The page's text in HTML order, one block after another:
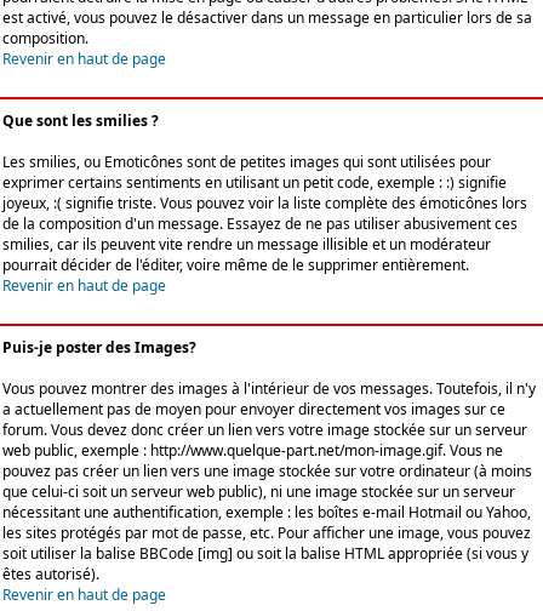
est activé, vous pouvez le désactiver dans un message en particulier lors de sa
composition.
Revenir en haut de page
Que sont les smilies ?
Les smilies, ou Emoticônes sont de petites images qui sont utilisées pour
exprimer certains sentiments en utilisant un petit code, exemple : :) signifie
joyeux, :( signifie triste. Vous pouvez voir la liste complète des émoticônes lors
de la composition d'un message. Essayez de ne pas utiliser abusivement ces
smilies, car ils peuvent vite rendre un message illisible et un modérateur
pourrait décider de l'éditer, voire même de le supprimer entièrement.
Revenir en haut de page
Puis-je poster des Images?
Vous pouvez montrer des images à l'intérieur de vos messages. Toutefois, il n'y
a actuellement pas de moyen pour envoyer directement vos images sur ce
forum. Vous devez donc créer un lien vers votre image stockée sur un serveur
web public, exemple : http://www.quelque-part.net/mon-image.gif. Vous ne
pouvez pas créer un lien vers une image stockée sur votre ordinateur (à moins
que celui-ci soit un serveur web public), ni une image stockée sur un serveur
nécessitant une authentification, exemple : les boîtes e-mail Hotmail ou Yahoo,
les sites protégés par mot de passe, etc. Pour afficher une image, vous pouvez
soit utiliser la balise BBCode [img] ou soit la balise HTML appropriée (si vous y
êtes autorisé).
Revenir en haut de page